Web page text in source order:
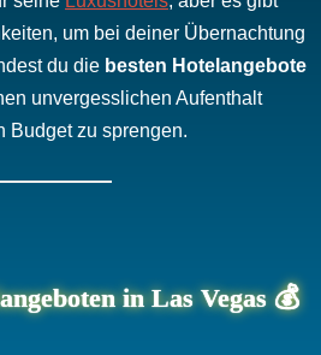
um bei deiner Übernachtung
du die besten Hotelangebote
unvergesslichen Aufenthalt
Budget zu sprengen.
in Las Vegas 💰